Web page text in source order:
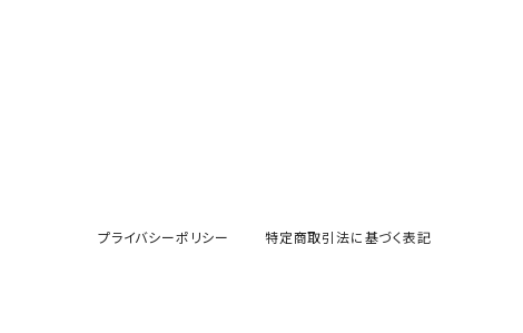
プライバシーポリシー 特定商取引法に基づく表記